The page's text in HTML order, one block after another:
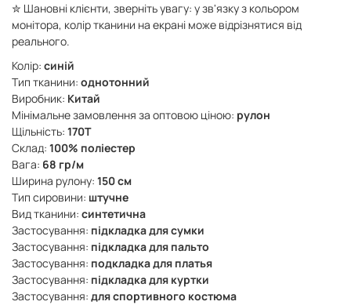
✮ Шановні клієнти, зверніть увагу: у зв'язку з кольором
монітора, колір тканини на екрані може відрізнятися від
реального.
Колір: синій
Тип тканини: однотонний
Виробник: Китай
Мінімальне замовлення за оптовою ціною: рулон
Щільність: 170Т
Склад: 100% поліестер
Вага: 68 гр/м
Ширина рулону: 150 см
Тип сировини: штучне
Вид тканини: синтетична
Застосування: підкладка для сумки
Застосування: підкладка для пальто
Застосування: подкладка для платья
Застосування: підкладка для куртки
Застосування: для спортивного костюма